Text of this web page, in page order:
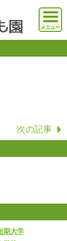
次の記事
期大学